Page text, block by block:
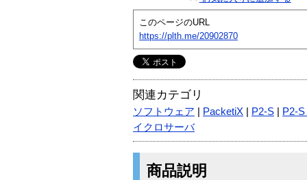
このページのURL
https://plth.me/20902870
関連カテゴリ
ソフトウェア PacketiX P2-S
P2-
イクロサーバ
商品説明